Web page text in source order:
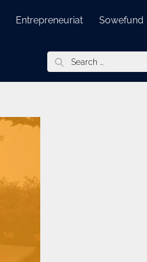
Entrepreneuriat Sowefund
Search
for: